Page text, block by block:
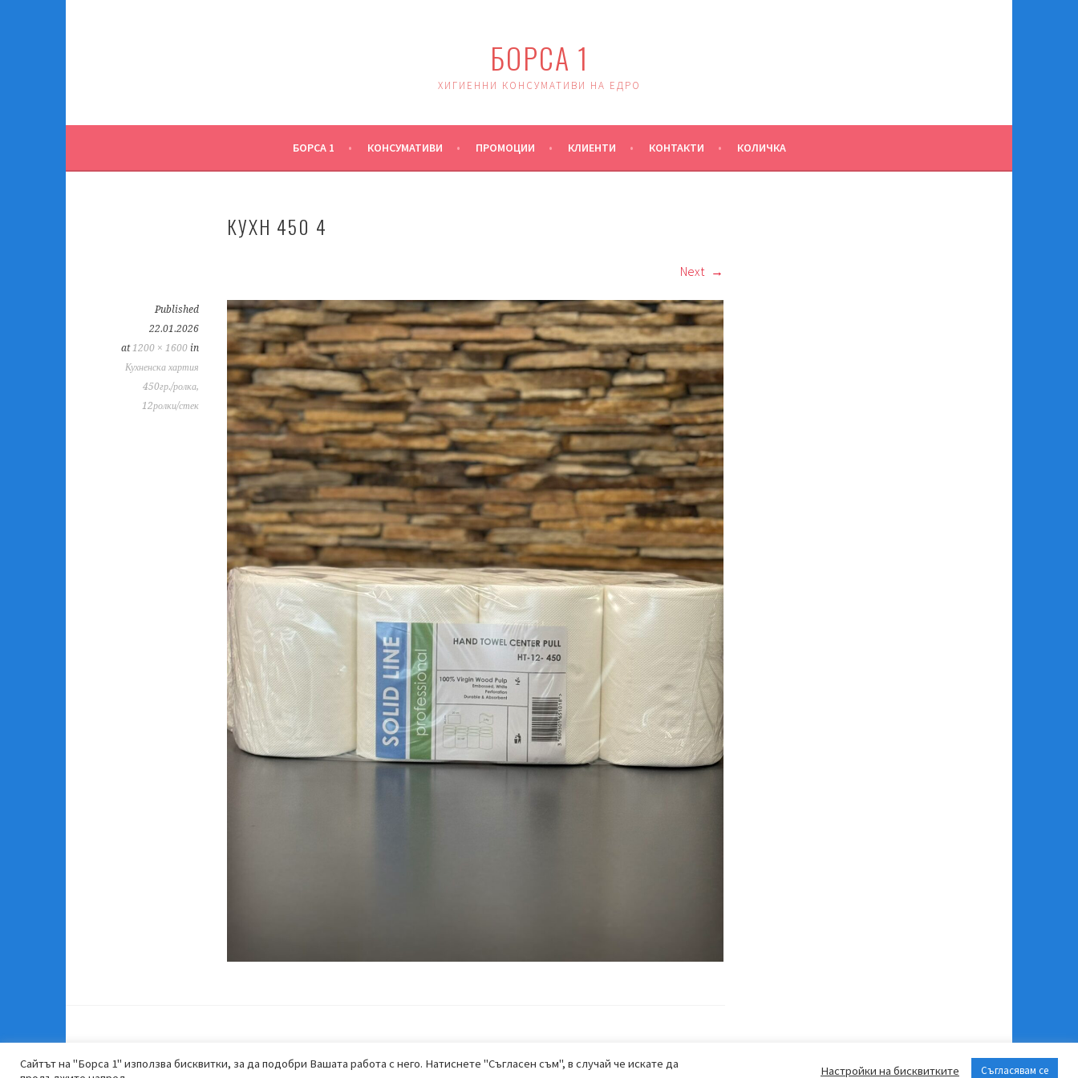
БОРСА 1
ХИГИЕННИ КОНСУМАТИВИ НА ЕДРО
БОРСА 1 КОНСУМАТИВИ ПРОМОЦИИ КЛИЕНТИ КОНТАКТИ КОЛИЧКА
КУХН 450 4
Next
Published
22.01.2026
at1200 × 1600 in
Кухненска хартия
450гр./ролка,
12ролки/стек
ALL RIGHTS RESERVED 2020|BEHUB
Сайтът на "Борса 1" използва бисквитки, за да подобри Вашата работа с него. Натиснете "Съгласен съм", в случай че искате да
Настройки на бисквитките Съгласявам се